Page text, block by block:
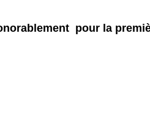
pour la